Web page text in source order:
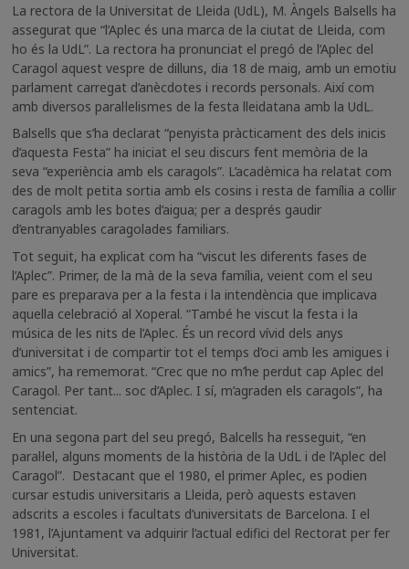
La rectora de la Universitat de Lleida (UdL), M. Àngels Balsells ha
assegurat que “l’Aplec és una marca de la ciutat de Lleida, com
ho és la UdL”. La rectora ha pronunciat el pregó de l’Aplec del
Caragol aquest vespre de dilluns, dia 18 de maig, amb un emotiu
parlament carregat d’anècdotes i records personals. Així com
amb diversos paral·lelismes de la festa lleidatana amb la UdL.
Balsells que s’ha declarat “penyista pràcticament des dels inicis
d’aquesta Festa” ha iniciat el seu discurs fent memòria de la
seva “experiència amb els caragols”. L’acadèmica ha relatat com
des de molt petita sortia amb els cosins i resta de família a collir
caragols amb les botes d’aigua; per a després gaudir
d’entranyables caragolades familiars.
Tot seguit, ha explicat com ha “viscut les diferents fases de
l’Aplec”. Primer, de la mà de la seva família, veient com el seu
pare es preparava per a la festa i la intendència que implicava
aquella celebració al Xoperal. “També he viscut la festa i la
música de les nits de l’Aplec. És un record vívid dels anys
d’universitat i de compartir tot el temps d’oci amb les amigues i
amics”, ha rememorat. “Crec que no m’he perdut cap Aplec del
Caragol. Per tant... soc d’Aplec. I sí, m’agraden els caragols”, ha
sentenciat.
En una segona part del seu pregó, Balcells ha resseguit, “en
paral·lel, alguns moments de la història de la UdL i de l’Aplec del
Caragol”. Destacant que el 1980, el primer Aplec, es podien
cursar estudis universitaris a Lleida, però aquests estaven
adscrits a escoles i facultats d’universitats de Barcelona. I el
1981, l’Ajuntament va adquirir l’actual edifici del Rectorat per fer
Universitat.